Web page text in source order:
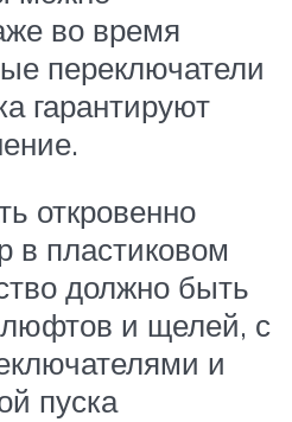
во время
переключатели
гарантируют
откровенно
пластиковом
должно быть
и щелей, с
и
пуска